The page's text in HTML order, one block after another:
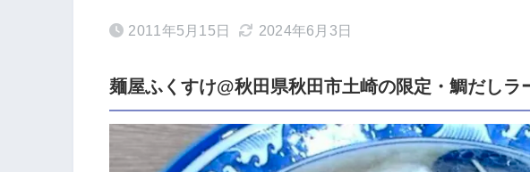
2011年5月15日 2024年6月3日
麺屋ふくすけ@秋田県秋田市土崎の限定・鯛だしラ